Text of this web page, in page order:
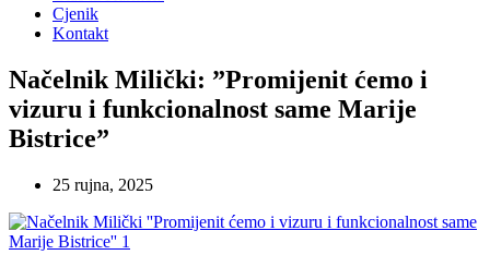
Cjenik
Kontakt
Načelnik Milički: ”Promijenit ćemo i
vizuru i funkcionalnost same Marije
Bistrice”
25 rujna, 2025